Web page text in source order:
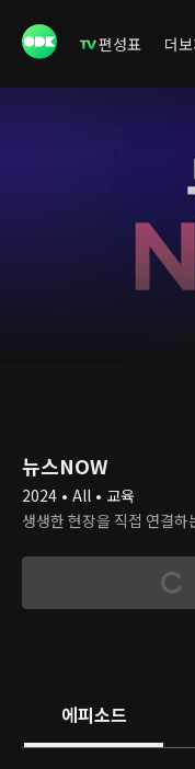
편성표 더
뉴스NOW
2024 • All • 교육
생생한 현장을 직접 연결하
에피소드